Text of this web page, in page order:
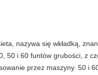
nazywa się wkładką,
50 i 60 funtów grubości, z
przez maszyny. 50 i